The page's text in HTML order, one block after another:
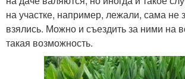
на участке, например, лежали, сама не
взялись. Можно и съездить за ними на
такая возможность.